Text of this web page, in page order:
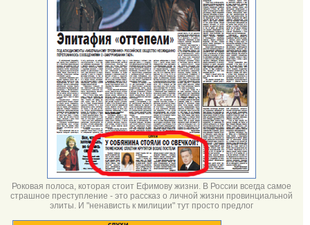
Роковая полоса, которая стоит Ефимову жизни. В России всегда самое
страшное преступление - это рассказ о личной жизни провинциальной
элиты. И "ненависть к милиции" тут просто предлог